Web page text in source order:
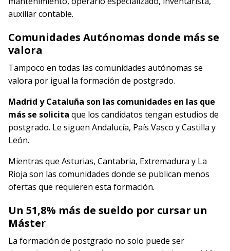
auxiliar contable.
Comunidades Autónomas donde más se
valora
Tampoco en todas las comunidades autónomas se
valora por igual la formación de postgrado.
Madrid y Cataluña son las comunidades en las que
más se solicita que los candidatos tengan estudios de
postgrado. Le siguen Andalucía, País Vasco y Castilla y
León.
Mientras que Asturias, Cantabria, Extremadura y La
Rioja son las comunidades donde se publican menos
ofertas que requieren esta formación.
Un 51,8% más de sueldo por cursar un
Máster
La formación de postgrado no solo puede ser